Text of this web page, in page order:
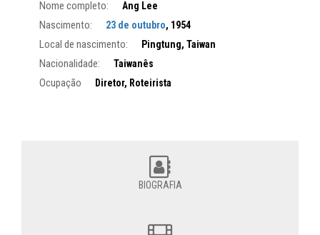
Nome completo: Ang Lee
Nascimento: 23 de outubro, 1954
Local de nascimento: Pingtung, Taiwan
Nacionalidade: Taiwanês
Ocupação Diretor, Roteirista
BIOGRAFIA